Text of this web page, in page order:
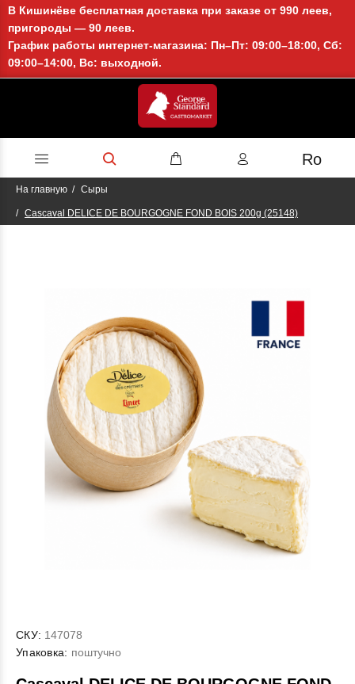
В Кишинёве бесплатная доставка при заказе от 990 леев,
пригороды — 90 леев.
График работы интернет-магазина: Пн–Пт: 09:00–18:00, Сб:
09:00–14:00, Вс: выходной.
Ro
На главную Сыры
Cascaval DELICE DE BOURGOGNE FOND BOIS 200g (25148)
СКУ: 147078
Упаковка: поштучно